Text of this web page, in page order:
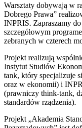
Warsztaty dobywają w
Dobrego Prawa”
INPRIS. Zapraszamy
szczegółowym
zebranych w czterech
Projekt realizują
Instytut Studiów
tank, który specjalizuje
oraz w ekonomii) i
(prawniczy think-tank,
standardów rządzenia).
Projekt „Akademia